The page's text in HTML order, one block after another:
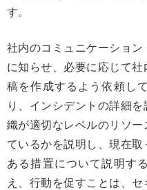
す。
社内のコミュニケーショ
に知らせ、必要に応じて
稿を作成するよう依頼し
り、インシデントの詳細
織が適切なレベルのリソ
ているかを説明し、現在
ある措置について説明す
え、行動を促すことは、